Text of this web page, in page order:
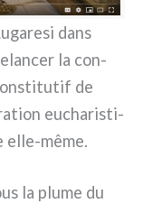
dans
la con­
de
eucha­ri­sti­
elle-même.
la plu­me du